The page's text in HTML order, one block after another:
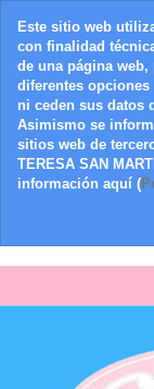
Este sitio web
con finalidad
de una página
diferentes opciones
ni ceden sus datos
Asimismo se
sitios web de
TERESA SAN
información aquí (